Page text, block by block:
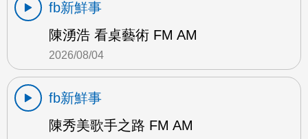
fb新鮮事
陳湧浩 看桌藝術 FM AM
2026/08/04
fb新鮮事
陳秀美歌手之路 FM AM